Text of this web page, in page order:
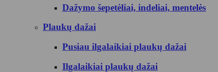
Dažymo šepetėliai, indeliai, mentelės
Plaukų dažai
Pusiau ilgalaikiai plaukų dažai
Ilgalaikiai plaukų dažai